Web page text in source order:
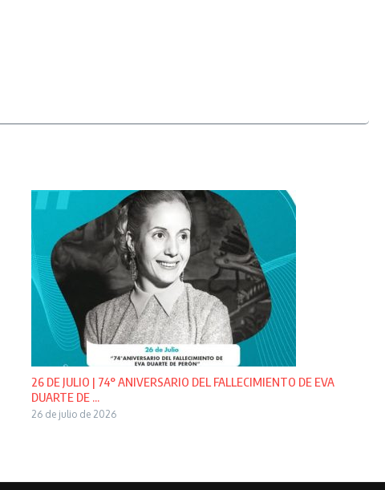
26 DE JULIO | 74° ANIVERSARIO DEL FALLECIMIENTO DE EVA
DUARTE DE ...
26 de julio de 2026